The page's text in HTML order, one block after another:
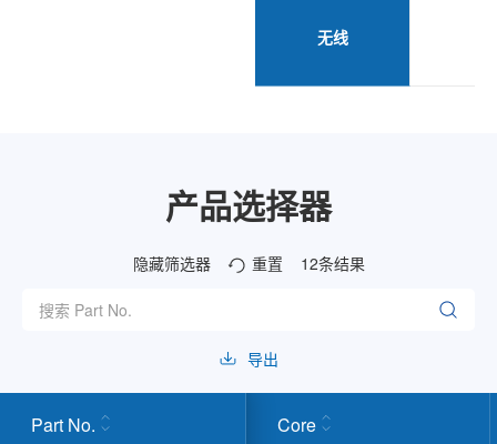
无线
产品选择器
隐藏筛选器 重置 12条结果
导出
Part No. Core